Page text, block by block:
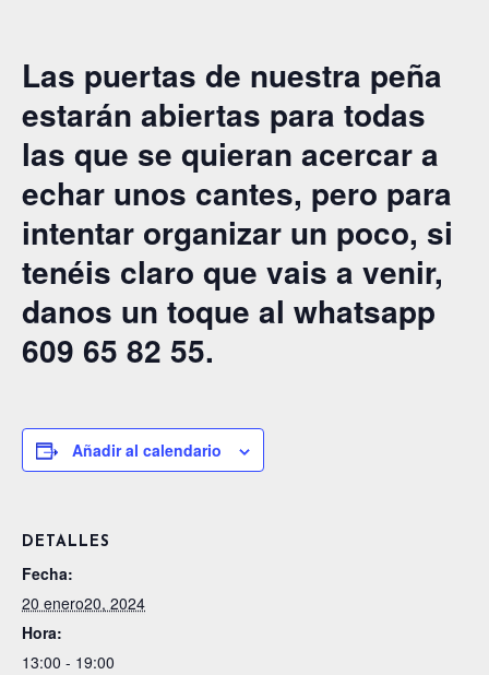
Las puertas de nuestra peña
estarán abiertas para todas
las que se quieran acercar a
echar unos cantes, pero para
intentar organizar un poco, si
tenéis claro que vais a venir,
danos un toque al whatsapp
609 65 82 55.
Añadir al calendario
DETALLES
Fecha:
20 enero20, 2024
Hora:
13:00 - 19:00